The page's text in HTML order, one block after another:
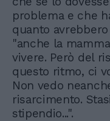
problema e che
quanto
"anche la
vivere. Però del
questo ritmo, ci
Non vedo
risarcimento.
stipendio...".